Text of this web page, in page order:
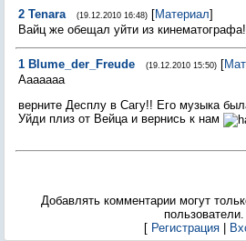
2 Tenara (19.12.2010 16:48) [Материал]
Вайц же обещал уйти из
1 Blume_der_Freude (19.12.2010 15:50) [
Ааааааа
верните Десплу в Сагу!! Его музыка
Уйди плиз от Вейца и вернись к нам
Добавлять комментарии могут
пользователи.
[ Регистрация|